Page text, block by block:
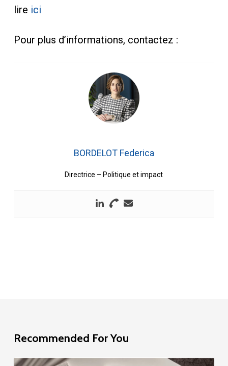
lire ici
Pour plus d’informations, contactez :
BORDELOT Federica
Directrice – Politique et impact
Recommended For You